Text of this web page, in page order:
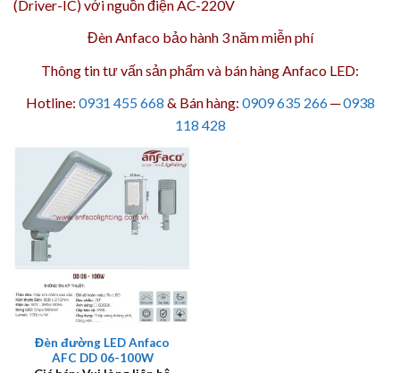
(Driver-IC) với nguồn điện AC-220V
Đèn Anfaco bảo hành 3 nămmiễn phí
Thông tin tư vấn sản phẩm và bán hàng Anfaco LED:
Hotline: 0931 455 668 & Bán hàng: 0909 635 266─0938
118 428
Đèn đường LED Anfaco
AFC DD 06-100W